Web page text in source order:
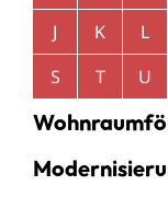
J
K L
S
T U